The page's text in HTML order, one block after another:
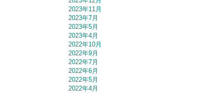
2023年11月
2023年7月
2023年5月
2023年4月
2022年10月
2022年9月
2022年7月
2022年6月
2022年5月
2022年4月